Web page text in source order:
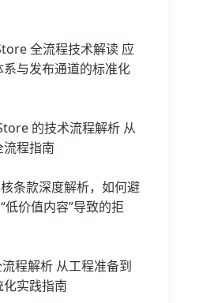
全流程技术解读 应
与发布通道的标准化
的技术流程解析 从
程指南
条款深度解析，如何避
低价值内容”导致的拒
程解析 从工程准备到
实践指南